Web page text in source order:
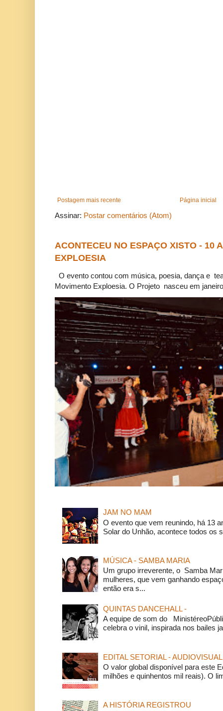
Postagem mais recente Página inicial
Assinar: Postar comentários (Atom)
ACONTECEU NO ESPAÇO XISTO - 10
EXPLOESIA
O evento contou com música, poesia, dança e
Movimento Exploesia. O Projeto nasceu em
JAM NO MAM
O evento que vem reunindo, há 13
Solar do Unhão, acontece todos os
MÚSICA - SAMBA MARIA
Um grupo irreverente, o Samba
mulheres, que vem ganhando
então era s...
QUINTAS DANCEHALL -
A equipe de som do
celebra o vinil, inspirada nos bailes
EDITAL SETORIAL - AUDIOVISUAL
O valor global disponível para este
milhões e quinhentos mil reais). O
A HISTÓRIA REGISTROU